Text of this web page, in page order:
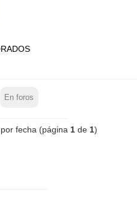
En foros
fecha (página 1de 1)